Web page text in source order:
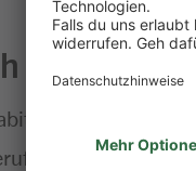
aus